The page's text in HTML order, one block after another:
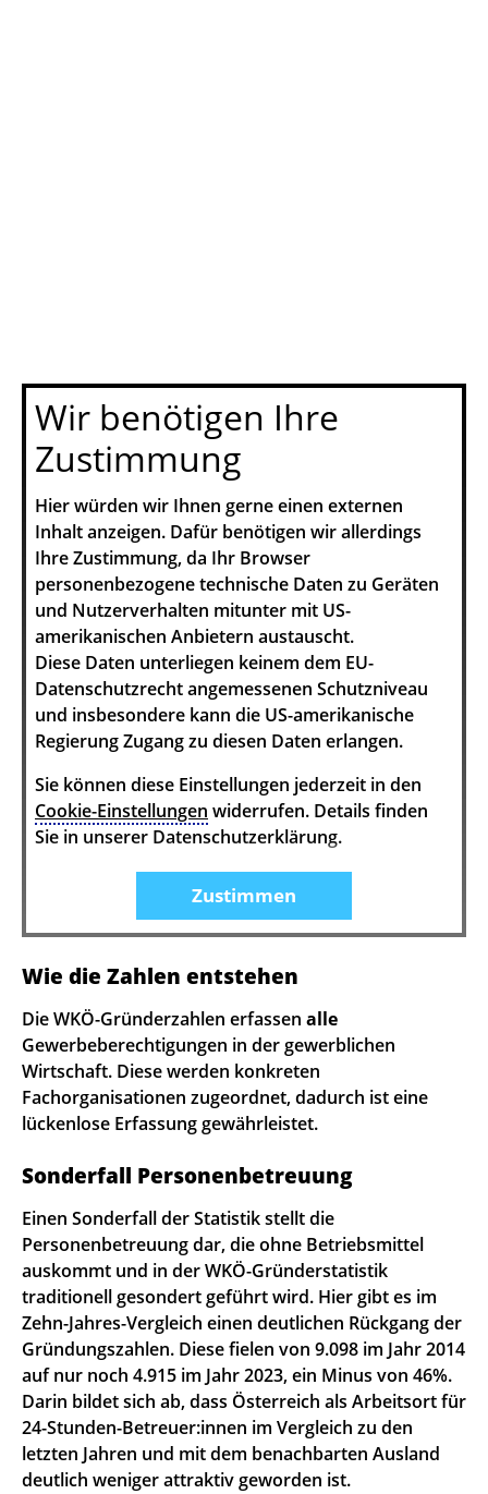
Wir benötigen Ihre
Zustimmung
Hier würden wir Ihnen gerne einen externen
Inhalt anzeigen. Dafür benötigen wir allerdings
Ihre Zustimmung, da Ihr Browser
personenbezogene technische Daten zu Geräten
und Nutzerverhalten mitunter mit US-
amerikanischen Anbietern austauscht.
Diese Daten unterliegen keinem dem EU-
Datenschutzrecht angemessenen Schutzniveau
und insbesondere kann die US-amerikanische
Regierung Zugang zu diesen Daten erlangen.
Sie können diese Einstellungen jederzeit in den
Cookie-Einstellungen widerrufen. Details finden
Sie in unserer Datenschutzerklärung.
Zustimmen
Wie die Zahlen entstehen
Die WKÖ-Gründerzahlen erfassen alle
Gewerbeberechtigungen in der gewerblichen
Wirtschaft. Diese werden konkreten
Fachorganisationen zugeordnet, dadurch ist eine
lückenlose Erfassung gewährleistet.
Sonderfall Personenbetreuung
Einen Sonderfall der Statistik stellt die
Personenbetreuung dar, die ohne Betriebsmittel
auskommt und in der WKÖ-Gründerstatistik
traditionell gesondert geführt wird. Hier gibt es im
Zehn-Jahres-Vergleich einen deutlichen Rückgang der
Gründungszahlen. Diese fielen von 9.098 im Jahr 2014
auf nur noch 4.915 im Jahr 2023, ein Minus von 46%.
Darin bildet sich ab, dass Österreich als Arbeitsort für
24-Stunden-Betreuer:innen im Vergleich zu den
letzten Jahren und mit dem benachbarten Ausland
deutlich weniger attraktiv geworden ist.